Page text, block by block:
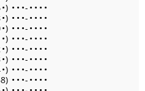
•) • • •- • • • •
•) • • •- • • • •
•) • • •- • • • •
•) • • •- • • • •
•) • • •- • • • •
•) • • •- • • • •
•) • • •- • • • •
• • •- • • • •